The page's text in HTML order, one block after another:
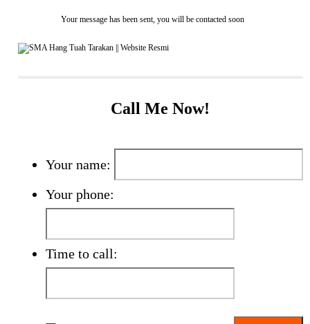
Your message has been sent, you will be contacted soon
Call Me Now!
Your name:
Your phone:
Time to call: